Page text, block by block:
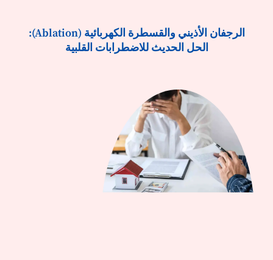
الرجفان الأذيني والقسطرة الكهربائية (Ablation):
الحل الحديث للاضطرابات القلبية